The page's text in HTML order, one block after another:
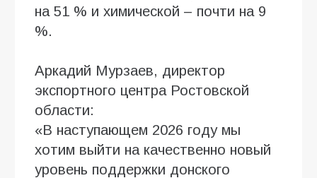
на 51 % и химической – почти на 9
%.
Аркадий Мурзаев, директор
экспортного центра Ростовской
области:
«В наступающем 2026 году мы
хотим выйти на качественно новый
уровень поддержки донского